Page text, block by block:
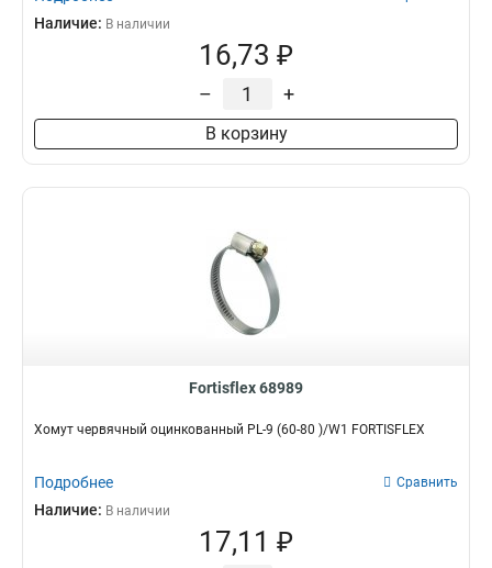
Наличие: В наличии
16,73 ₽
– +
В корзину
Fortisflex 68989
Хомут червячный оцинкованный PL-9 (60-80 )/W1 FORTISFLEX
Подробнее Сравнить
Наличие: В наличии
17,11 ₽